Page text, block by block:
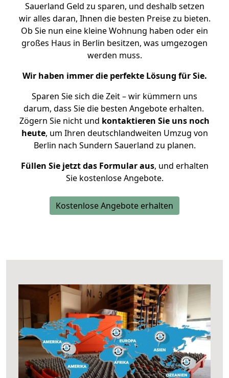
Sauerland Geld zu sparen, und deshalb setzen
wir alles daran, Ihnen die besten Preise zu bieten.
Ob Sie nun eine kleine Wohnung haben oder ein
großes Haus in Berlin besitzen, was umgezogen
werden muss.
Wir haben immer die perfekte Lösung für Sie.
Sparen Sie sich die Zeit – wir kümmern uns
darum, dass Sie die besten Angebote erhalten.
Zögern Sie nicht und kontaktieren Sie uns noch
heute, um Ihren deutschlandweiten Umzug von
Berlin nach Sundern Sauerland zu planen.
Füllen Sie jetzt das Formular aus, und erhalten
Sie kostenlose Angebote.
Kostenlose Angebote erhalten